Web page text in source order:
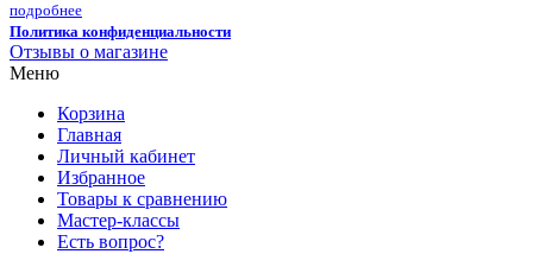
подробнее
Политика конфиденциальности
Отзывы о магазине
Меню
Корзина
Главная
Личный кабинет
Избранное
Товары к сравнению
Мастер-классы
Есть вопрос?